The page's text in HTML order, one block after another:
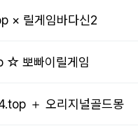
× 릴게임바다신2
뽀빠이릴게임
＋ 오리지널골드몽